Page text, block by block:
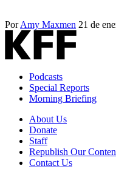
PorAmy Maxmen 21 de
Podcasts
Special Reports
Morning Briefing
About Us
Donate
Staff
Republish Our
Contact Us